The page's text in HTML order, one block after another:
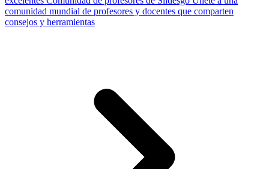
comunidad mundial de profesores y docentes que comparten
consejos y herramientas